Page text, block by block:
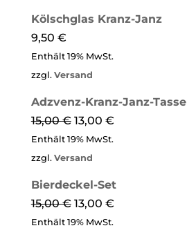
Kölschglas Kranz-Janz
9,50 €
Enthält 19% MwSt.
zzgl. Versand
Adzvenz-Kranz-Janz-Tasse
15,00€ 13,00 €
Enthält 19% MwSt.
zzgl. Versand
Bierdeckel-Set
15,00€ 13,00 €
Enthält 19% MwSt.